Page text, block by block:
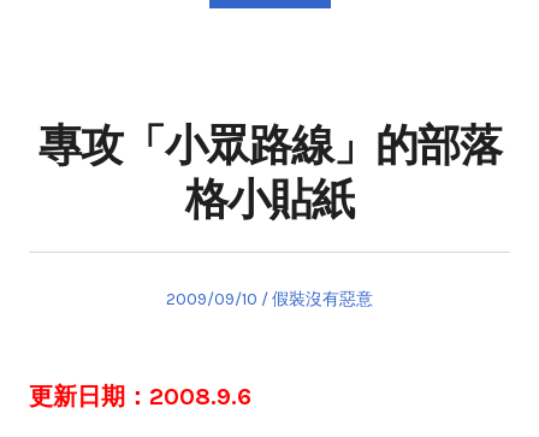
專攻「小眾路線」的部落
格小貼紙
Posted
2009/09/10
Posted
假裝沒有惡意
更新日期：2008.9.6